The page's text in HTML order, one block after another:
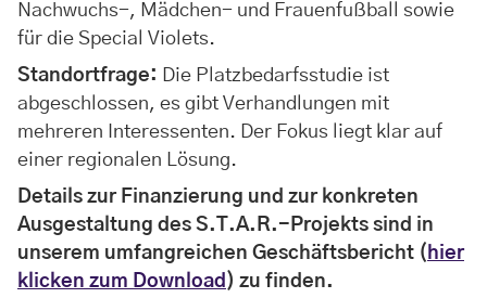
Nachwuchs-, Mädchen- und Frauenfußball sowie
für die Special Violets.
Standortfrage: Die Platzbedarfsstudie ist
abgeschlossen, es gibt Verhandlungen mit
mehreren Interessenten. Der Fokus liegt klar auf
einer regionalen Lösung.
Details zur Finanzierung und zur konkreten
Ausgestaltung des S.T.A.R.-Projekts sind in
unserem umfangreichen Geschäftsbericht ( hier
klicken zum Download ) zu finden.